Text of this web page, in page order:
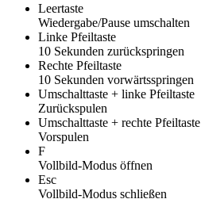
Leertaste
Wiedergabe/Pause umschalten
Linke Pfeiltaste
10 Sekunden zurückspringen
Rechte Pfeiltaste
10 Sekunden vorwärtsspringen
Umschalttaste + linke Pfeiltaste
Zurückspulen
Umschalttaste + rechte Pfeiltaste
Vorspulen
F
Vollbild-Modus öffnen
Esc
Vollbild-Modus schließen